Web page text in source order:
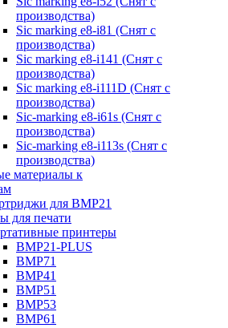
производства)
Sic marking e8-i81 (Снят с
производства)
Sic marking e8-i141 (Снят с
производства)
Sic marking e8-i111D (Снят с
производства)
Sic-marking e8-i61s (Снят с
производства)
Sic-marking e8-i113s (Снят с
производства)
материалы к
для BMP21
для печати
принтеры
BMP21-PLUS
BMP71
BMP41
BMP51
BMP53
BMP61